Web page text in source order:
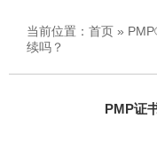
当前位置： 首页 »
续吗？
PMP证